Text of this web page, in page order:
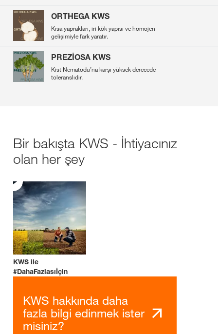
ORTHEGA KWS
Kısa yaprakları, iri kök yapısı ve homojen
gelișimiyle fark yaratır.
PREZİOSA KWS
Kist Nematodu’na karșı yüksek derecede
toleranslıdır.
Bir bakışta KWS - İhtiyacınız
olan her şey
KWS ile
#DahaFazlasıİçin
KWS hakkında daha
fazla bilgi edinmek ister
misiniz?